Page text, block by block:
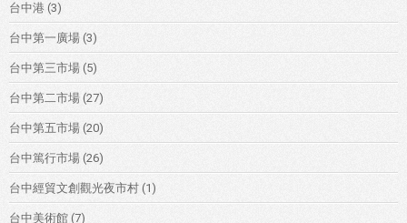
台中港 (3)
台中第一廣場 (3)
台中第三市場 (5)
台中第二市場 (27)
台中第五市場 (20)
台中篤行市場 (26)
台中經貿文創觀光夜市村 (1)
台中美術館 (7)